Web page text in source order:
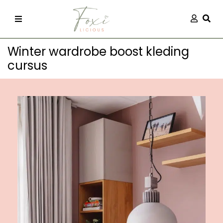
kleding
Winter wardrobe boost kleding
cursus